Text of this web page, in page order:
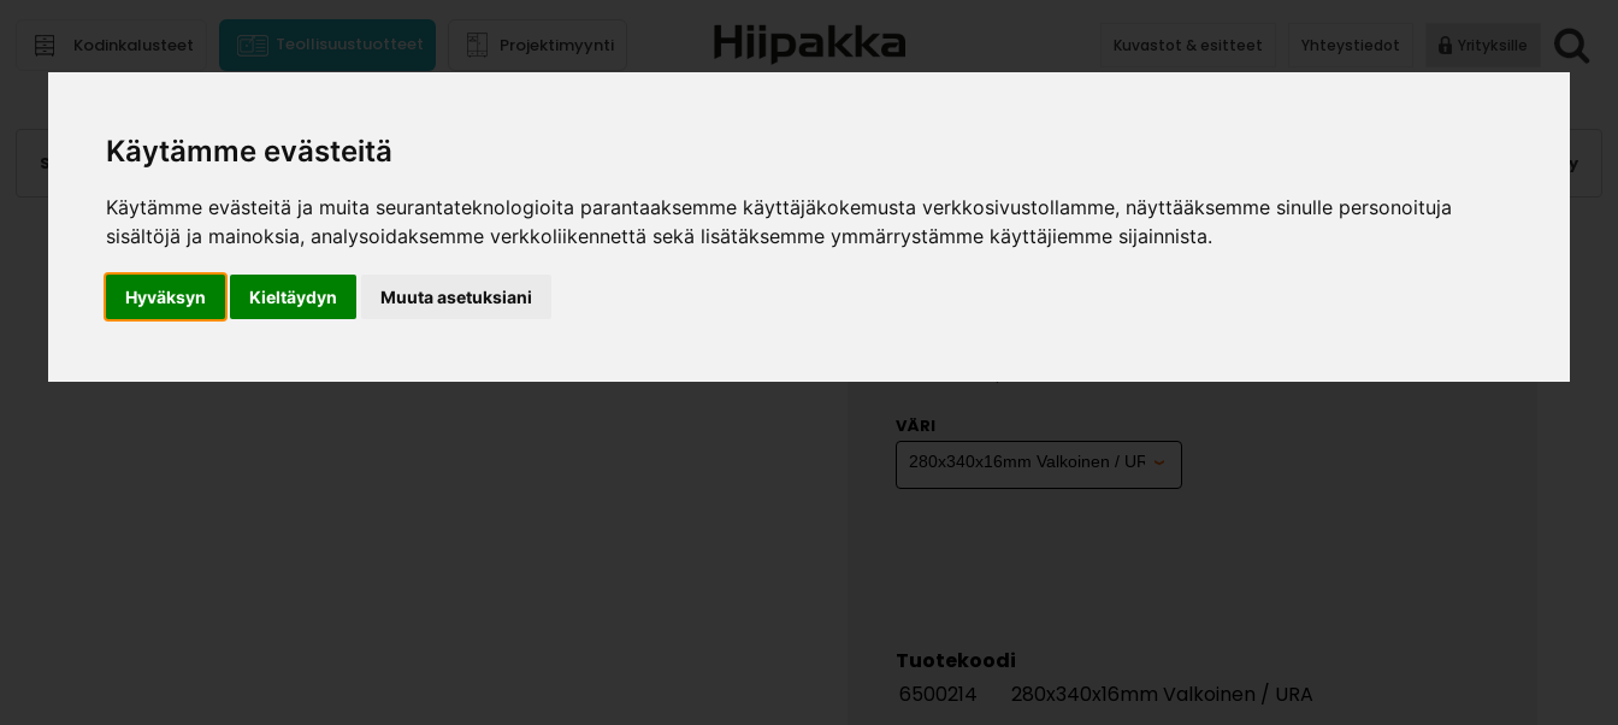
Käytämme evästeitä
Käytämme evästeitä ja muita seurantateknologioita parantaaksemme käyttäjäkokemusta verkkosivustollamme, näyttääksemme sinulle personoituja
sisältöjä ja mainoksia, analysoidaksemme verkkoliikennettä sekä lisätäksemme ymmärrystämme käyttäjiemme sijainnista.
Hyväksyn Kieltäydyn Muuta asetuksiani
Kodinkalusteet Teollisuustuotteet Projektimyynti Kuvastot & esitteet Yhteystiedot Yrityksille
Saranat Laatikot, kiskot Vetimet Pintakäsittely
VÄRI
Tuotekoodi
6500214
280x340x16mm Valkoinen / URA